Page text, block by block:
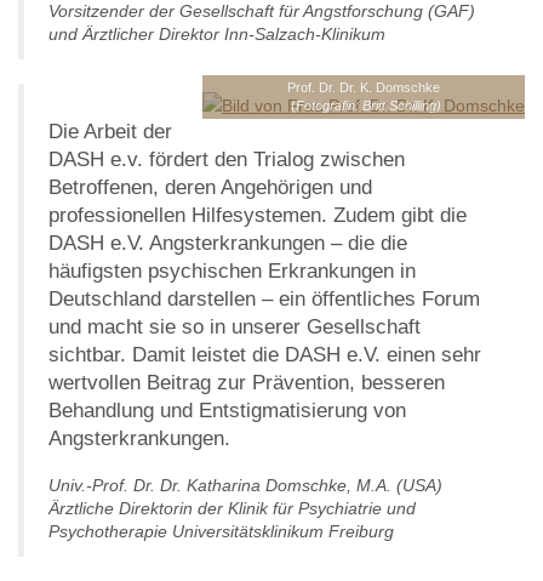
Vorsitzender der Gesellschaft für Angstforschung (GAF)
und Ärztlicher Direktor Inn-Salzach-Klinikum
Prof. Dr. Dr. K. Domschke
(Fotografin: Britt Schilling)
Die Arbeit der
DASH e.v. fördert den Trialog zwischen
Betroffenen, deren Angehörigen und
professionellen Hilfesystemen. Zudem gibt die
DASH e.V. Angsterkrankungen – die die
häufigsten psychischen Erkrankungen in
Deutschland darstellen – ein öffentliches Forum
und macht sie so in unserer Gesellschaft
sichtbar. Damit leistet die DASH e.V. einen sehr
wertvollen Beitrag zur Prävention, besseren
Behandlung und Entstigmatisierung von
Angsterkrankungen.
Univ.-Prof. Dr. Dr. Katharina Domschke, M.A. (USA)
Ärztliche Direktorin der Klinik für Psychiatrie und
Psychotherapie Universitätsklinikum Freiburg